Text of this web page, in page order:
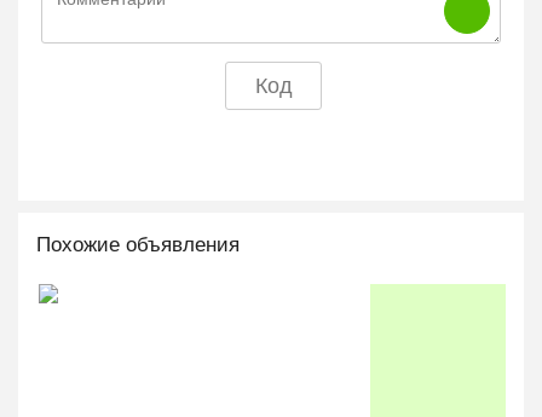
Похожие объявления